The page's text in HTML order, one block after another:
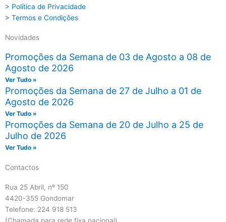
> Política de Privacidade
> Termos e Condições
Novidades
Promoções da Semana de 03 de Agosto a 08 de
Agosto de 2026
Ver Tudo »
Promoções da Semana de 27 de Julho a 01 de
Agosto de 2026
Ver Tudo »
Promoções da Semana de 20 de Julho a 25 de
Julho de 2026
Ver Tudo »
Contactos
Rua 25 Abril, nº 150
4420-355 Gondomar
Telefone: 224 918 513
(Chamada para rede fixa nacional)